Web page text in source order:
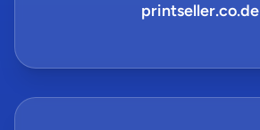
printseller.co.de